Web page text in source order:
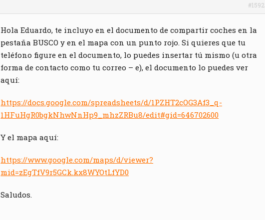
#1592
Hola Eduardo, te incluyo en el documento de compartir coches en la
pestaña BUSCO y en el mapa con un punto rojo. Si quieres que tu
teléfono figure en el documento, lo puedes insertar tú mismo (u otra
forma de contacto como tu correo – e), el documento lo puedes ver
aquí:
https://docs.google.com/spreadsheets/d/1PZHT2cOG3Af3_q-
1HFuHgR0bgkNhwNnHp9_mhzZRBu8/edit#gid=646702600
Y el mapa aquí:
https://www.google.com/maps/d/viewer?
mid=zEgTfV9r5GCk.kx8WYOtLfYD0
Saludos.